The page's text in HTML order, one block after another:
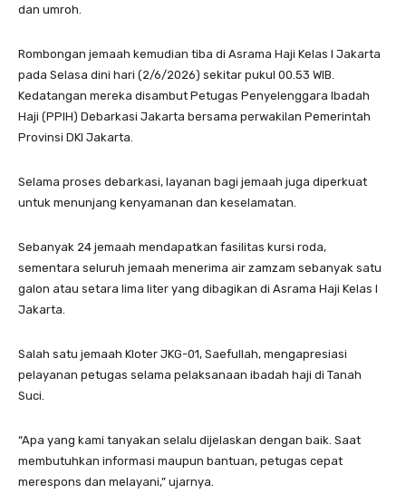
dan umroh.
Rombongan jemaah kemudian tiba di Asrama Haji Kelas I Jakarta
pada Selasa dini hari (2/6/2026) sekitar pukul 00.53 WIB.
Kedatangan mereka disambut Petugas Penyelenggara Ibadah
Haji (PPIH) Debarkasi Jakarta bersama perwakilan Pemerintah
Provinsi DKI Jakarta.
Selama proses debarkasi, layanan bagi jemaah juga diperkuat
untuk menunjang kenyamanan dan keselamatan.
Sebanyak 24 jemaah mendapatkan fasilitas kursi roda,
sementara seluruh jemaah menerima air zamzam sebanyak satu
galon atau setara lima liter yang dibagikan di Asrama Haji Kelas I
Jakarta.
Salah satu jemaah Kloter JKG-01, Saefullah, mengapresiasi
pelayanan petugas selama pelaksanaan ibadah haji di Tanah
Suci.
“Apa yang kami tanyakan selalu dijelaskan dengan baik. Saat
membutuhkan informasi maupun bantuan, petugas cepat
merespons dan melayani,” ujarnya.